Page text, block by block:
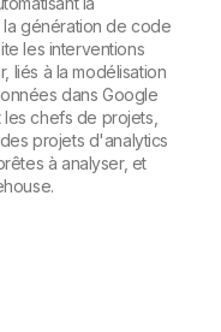
génération de code
les interventions
liés à la modélisation
dans Google
chefs de projets,
projets d'analytics
à analyser, et